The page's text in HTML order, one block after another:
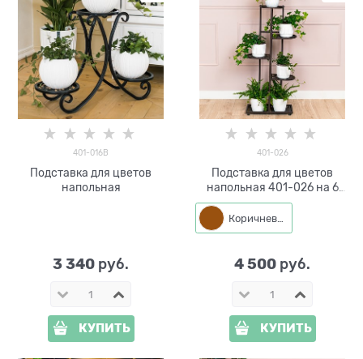
401-016B
Подставка для цветов
напольная
3 340 руб.
КУПИТЬ
401-026
Подставка для цветов
напольная 401-026 на 6
цветков
4 500 руб.
КУПИТЬ